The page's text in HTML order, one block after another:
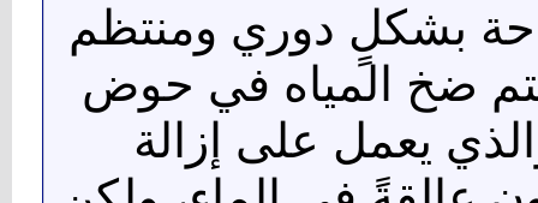
بشكلٍ دوري ومنتظم
ضخ المياه في حوض
يعمل على إزالة